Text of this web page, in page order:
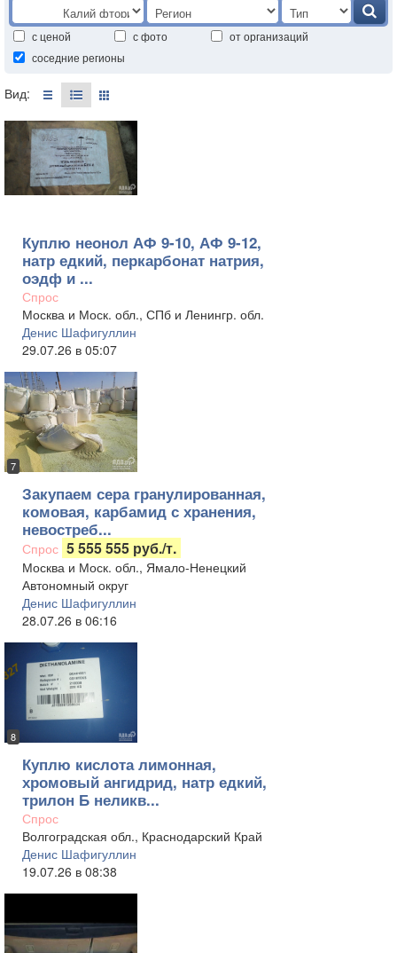
с ценой с фото
от организаций
соседние регионы
Вид:
Куплю неонол АФ 9-10, АФ 9-12,
натр едкий, перкарбонат натрия,
оэдф и ...
Спрос
Москва и Моск. обл., СПб и Ленингр. обл.
Денис Шафигуллин
29.07.26 в 05:07
7
Закупаем сера гранулированная,
комовая, карбамид с хранения,
невостреб...
Спрос 5 555 555 руб./т.
Москва и Моск. обл., Ямало-Ненецкий
Автономный округ
Денис Шафигуллин
28.07.26 в 06:16
8
Куплю кислота лимонная,
хромовый ангидрид, натр едкий,
трилон Б неликв...
Спрос
Волгоградская обл., Краснодарский Край
Денис Шафигуллин
19.07.26 в 08:38